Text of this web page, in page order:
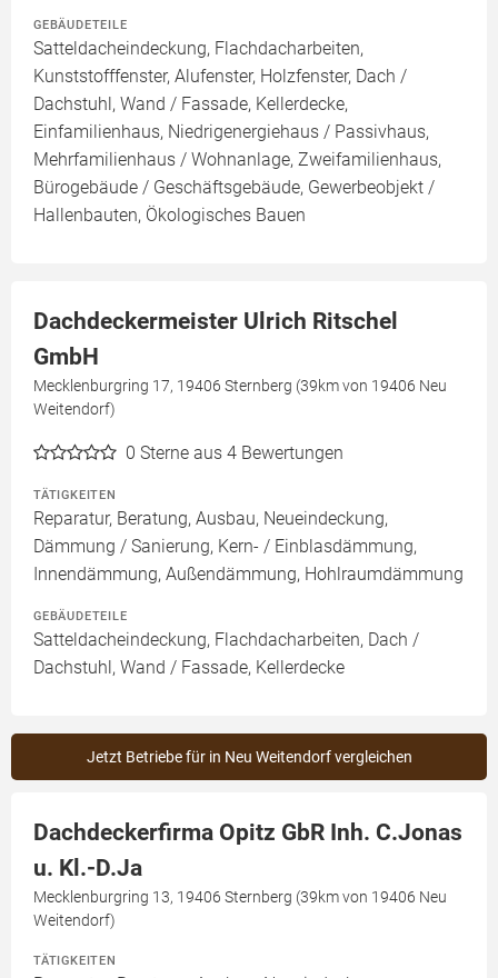
GEBÄUDETEILE
Satteldacheindeckung, Flachdacharbeiten,
Kunststofffenster, Alufenster, Holzfenster, Dach /
Dachstuhl, Wand / Fassade, Kellerdecke,
Einfamilienhaus, Niedrigenergiehaus / Passivhaus,
Mehrfamilienhaus / Wohnanlage, Zweifamilienhaus,
Bürogebäude / Geschäftsgebäude, Gewerbeobjekt /
Hallenbauten, Ökologisches Bauen
Dachdeckermeister Ulrich Ritschel
GmbH
Mecklenburgring 17, 19406 Sternberg (39km von 19406 Neu
Weitendorf)
0 Sterne aus 4 Bewertungen
TÄTIGKEITEN
Reparatur, Beratung, Ausbau, Neueindeckung,
Dämmung / Sanierung, Kern- / Einblasdämmung,
Innendämmung, Außendämmung, Hohlraumdämmung
GEBÄUDETEILE
Satteldacheindeckung, Flachdacharbeiten, Dach /
Dachstuhl, Wand / Fassade, Kellerdecke
Jetzt Betriebe für in Neu Weitendorf vergleichen
Dachdeckerfirma Opitz GbR Inh. C.Jonas
u. Kl.-D.Ja
Mecklenburgring 13, 19406 Sternberg (39km von 19406 Neu
Weitendorf)
TÄTIGKEITEN